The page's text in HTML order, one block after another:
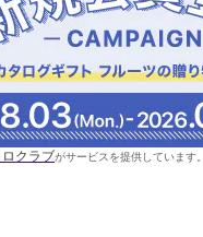
クラブがサービスを提供しています。